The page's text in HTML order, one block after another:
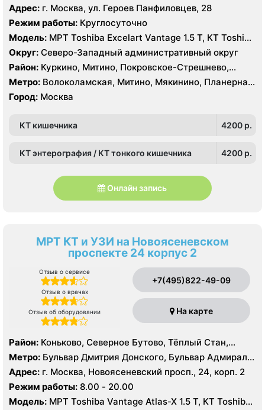
Пятницкое шоссе, Спартак, Строгино, Сходненская,
Тушинская, Щукинская
Адрес: г. Москва, ул. Героев Панфиловцев, 28
Режим работы: Круглосуточно
Модель: МРТ Toshiba Excelart Vantage 1.5 Т, КТ Toshiba
AQUILION RXL 16 срезов
Округ: Северо-Западный административный округ
Район: Куркино, Митино, Покровское-Стрешнево,
Северное Тушино, Строгино, Южное Тушино
Метро: Волоколамская, Митино, Мякинино, Планерная,
Пятницкое шоссе, Спартак, Строгино, Сходненская,
Тушинская, Щукинская
Город: Москва
КТ кишечника 4200 p.
КТ энтерография / КТ тонкого кишечника 4200 p.
Онлайн запись
МРТ КТ и УЗИ на Новоясеневском
проспекте 24 корпус 2
Отзыв о сервисе
Отзыв о врачах
Отзыв об оборудовании
+7(495)822-49-09
На карте
Район: Коньково, Северное Бутово, Тёплый Стан,
Южное Бутово, Ясенево
Метро: Бульвар Дмитрия Донского, Бульвар Адмирала
Ушакова, Битцевский парк , Беляево, Аннино ,
Лесопарковая, Новоясеневская, Теплый Стан, Улица
Академика Янгеля, Улица Горчакова, Улица
Скобелевская, Улица Старокачаловская, Ясенево,
Адрес: г. Москва, Новоясеневский просп., 24, корп. 2
Режим работы: 8.00 - 20.00
Модель: МРТ Toshiba Vantage Atlas-X 1.5 Т, КТ Toshiba